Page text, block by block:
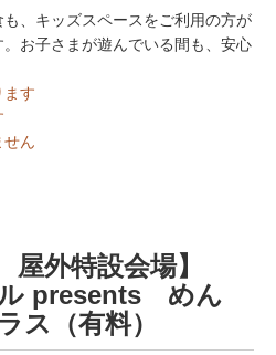
、キッズスペースをご利用の方が
お子さまが遊んでいる間も、安心
す
ん
外特設会場】
presents めん
ス（有料）